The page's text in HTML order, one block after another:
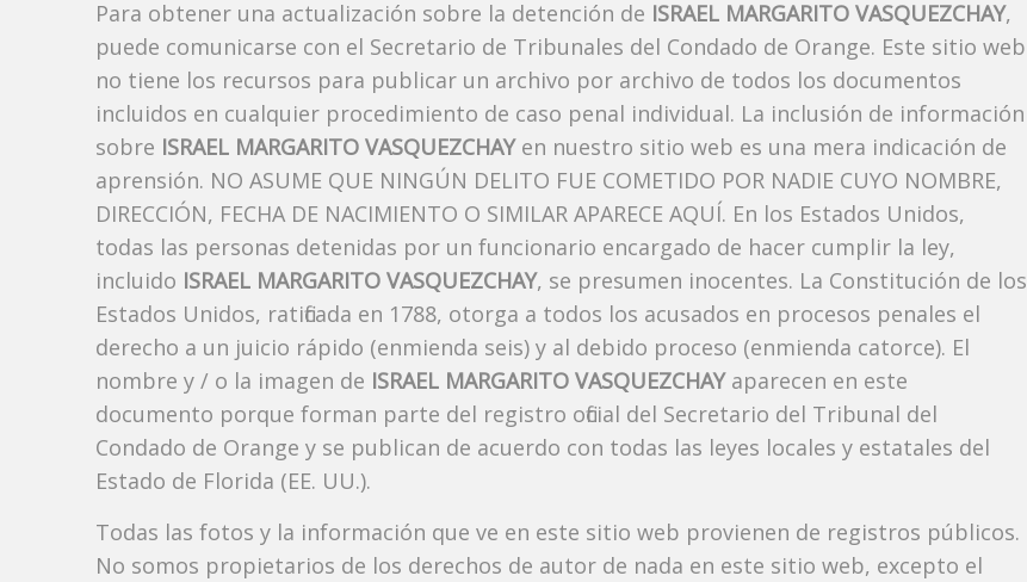
Para obtener una actualización sobre la detención de ISRAEL MARGARITO VASQUEZCHAY,
puede comunicarse con el Secretario de Tribunales del Condado de Orange. Este sitio web
no tiene los recursos para publicar un archivo por archivo de todos los documentos
incluidos en cualquier procedimiento de caso penal individual. La inclusión de información
sobre ISRAEL MARGARITO VASQUEZCHAYen nuestro sitio web es una mera indicación de
aprensión. NO ASUME QUE NINGÚN DELITO FUE COMETIDO POR NADIE CUYO NOMBRE,
DIRECCIÓN, FECHA DE NACIMIENTO O SIMILAR APARECE AQUÍ. En los Estados Unidos,
todas las personas detenidas por un funcionario encargado de hacer cumplir la ley,
incluido ISRAEL MARGARITO VASQUEZCHAY, se presumen inocentes. La Constitución de los
Estados Unidos, ratificada en 1788, otorga a todos los acusados ​​en procesos penales el
derecho a un juicio rápido (enmienda seis) y al debido proceso (enmienda catorce). El
nombre y / o la imagen de ISRAEL MARGARITO VASQUEZCHAYaparecen en este
documento porque forman parte del registro oficial del Secretario del Tribunal del
Condado de Orange y se publican de acuerdo con todas las leyes locales y estatales del
Estado de Florida (EE. UU.).
Todas las fotos y la información que ve en este sitio web provienen de registros públicos.
No somos propietarios de los derechos de autor de nada en este sitio web, excepto el